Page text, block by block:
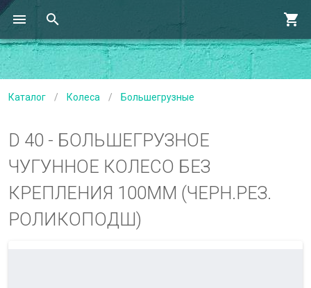
Каталог / Колеса / Большегрузные
D 40 - БОЛЬШЕГРУЗНОЕ
ЧУГУННОЕ КОЛЕСО БЕЗ
КРЕПЛЕНИЯ 100ММ (ЧЕРН.РЕЗ.
РОЛИКОПОДШ)